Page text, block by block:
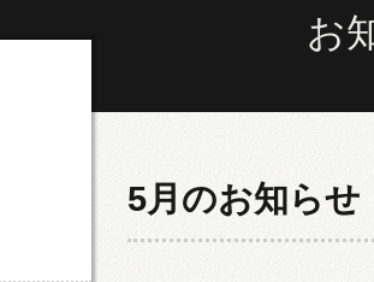
お
5月のお知らせ